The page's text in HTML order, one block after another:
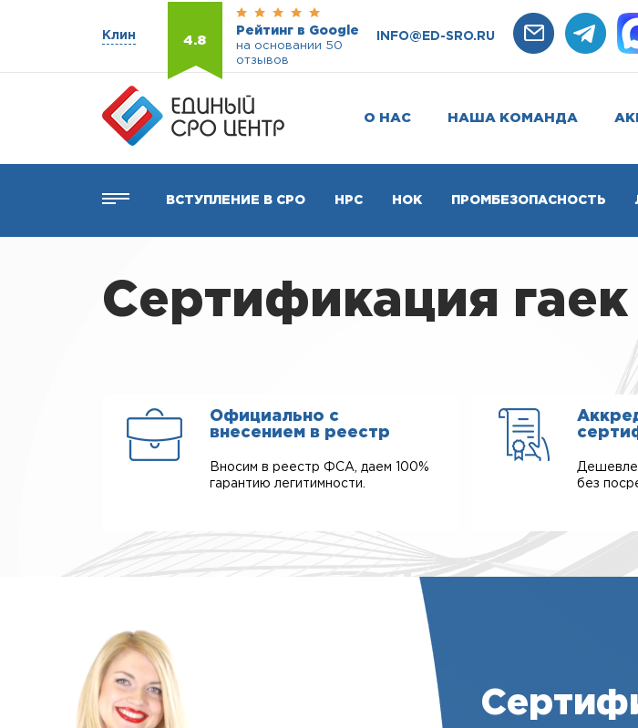
Клин 4.8
Рейтинг в Google
на основании 50
отзывов
INFO@ED-SRO.RU
О НАС НАША КОМАНДА
ВСТУПЛЕНИЕ В СРО НРС НОК ПРОМБЕЗОПАСНОСТЬ
Сертификация
Официально с
внесением в реестр
Вносим в реестр ФСА, даем 100%
гарантию легитимности.
Дешевле
без